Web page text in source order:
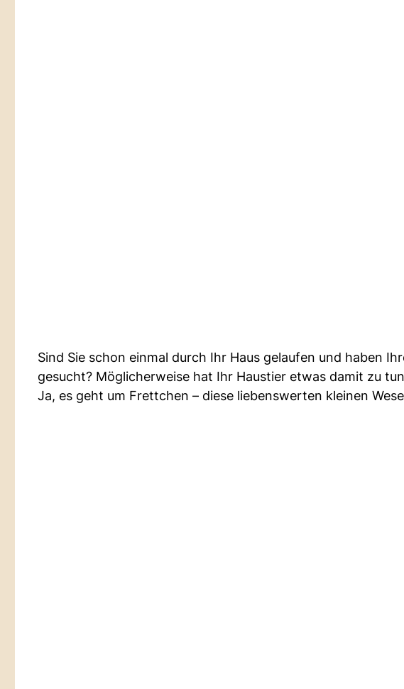
Sind Sie schon einmal durch Ihr Haus gelaufen und haben
gesucht? Möglicherweise hat Ihr Haustier etwas damit zu
Ja, es geht um Frettchen – diese liebenswerten kleinen